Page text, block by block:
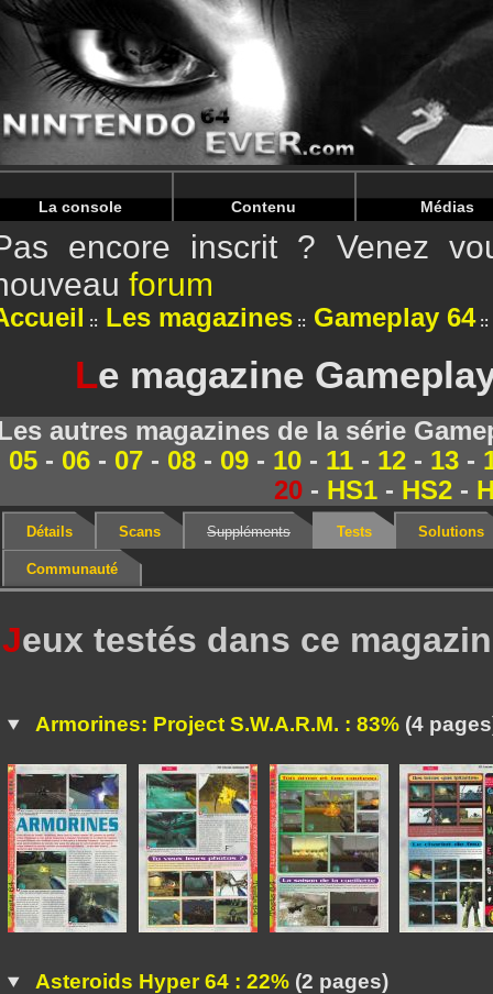
Warning: Undefined array key "HTTP_REFERER" in /
Warning: Undefined array key "HTTP_REFERER" in /
La console Contenu Médias
encore inscrit ? Venez
forum
Les magazines Gameplay 64
Le magazine
autres magazines de la série
05- 06- 07- 08- 09- 10- 11- 12- 13-
20- HS1- HS2-
Détails Scans Suppléments Tests Solutions
Communauté
Jeux testés dans ce
Armorines: Project S.W.A.R.M. : 83%(4
Asteroids Hyper 64 : 22%(2 pages)